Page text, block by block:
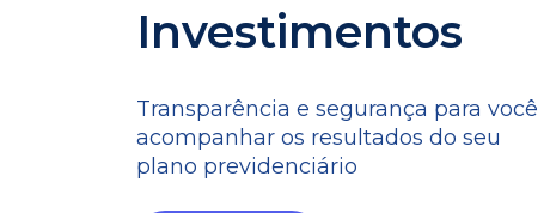
Investimentos
Transparência e segurança para você
acompanhar os resultados do seu
plano previdenciário